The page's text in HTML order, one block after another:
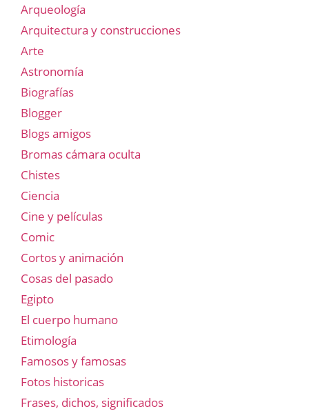
Arqueología
Arquitectura y construcciones
Arte
Astronomía
Biografías
Blogger
Blogs amigos
Bromas cámara oculta
Chistes
Ciencia
Cine y películas
Comic
Cortos y animación
Cosas del pasado
Egipto
El cuerpo humano
Etimología
Famosos y famosas
Fotos historicas
Frases, dichos, significados